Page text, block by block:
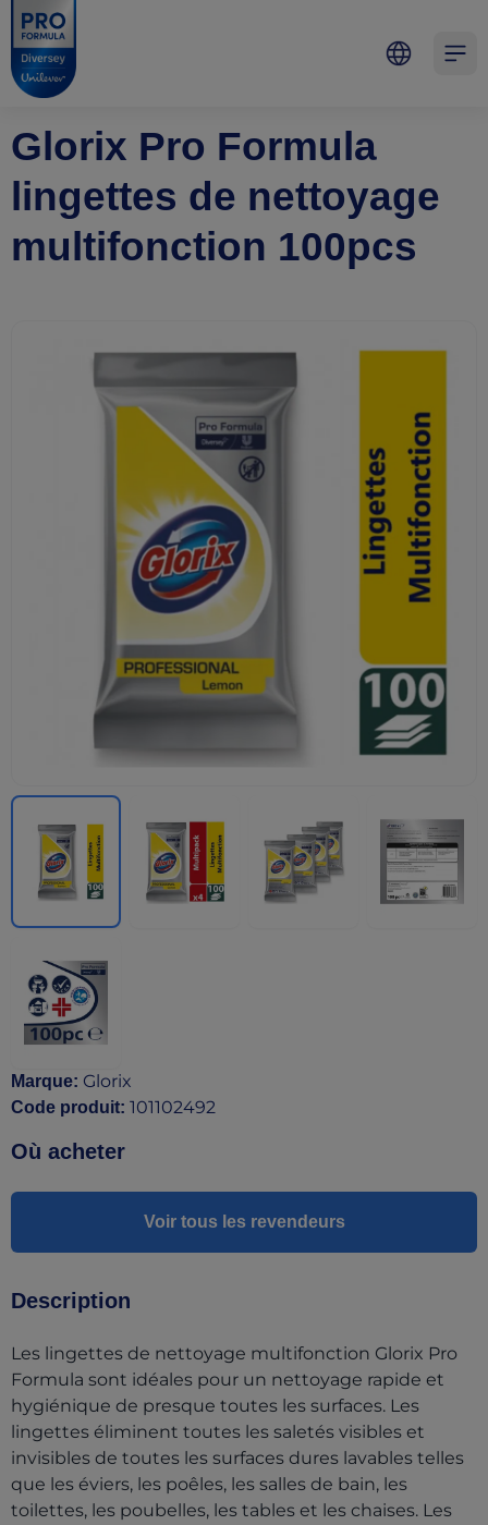
Skip to main content
Skip to navigation
Skip to footer
Pro Formula
Glorix Pro Formula
lingettes de nettoyage
multifonction 100pcs
Marque: Glorix
Code produit: 101102492
Où acheter
Voir tous les revendeurs
Description
Les lingettes de nettoyage multifonction Glorix Pro
Formula sont idéales pour un nettoyage rapide et
hygiénique de presque toutes les surfaces. Les
lingettes éliminent toutes les saletés visibles et
invisibles de toutes les surfaces dures lavables telles
que les éviers, les poêles, les salles de bain, les
toilettes, les poubelles, les tables et les chaises. Les